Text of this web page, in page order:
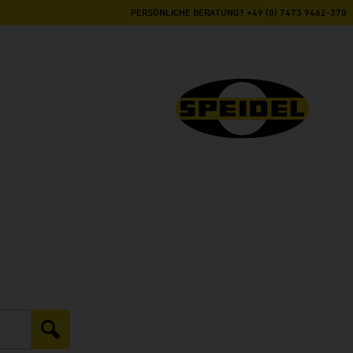
PERSÖNLICHE BERATUNG? +49 (0) 7473 9462-370